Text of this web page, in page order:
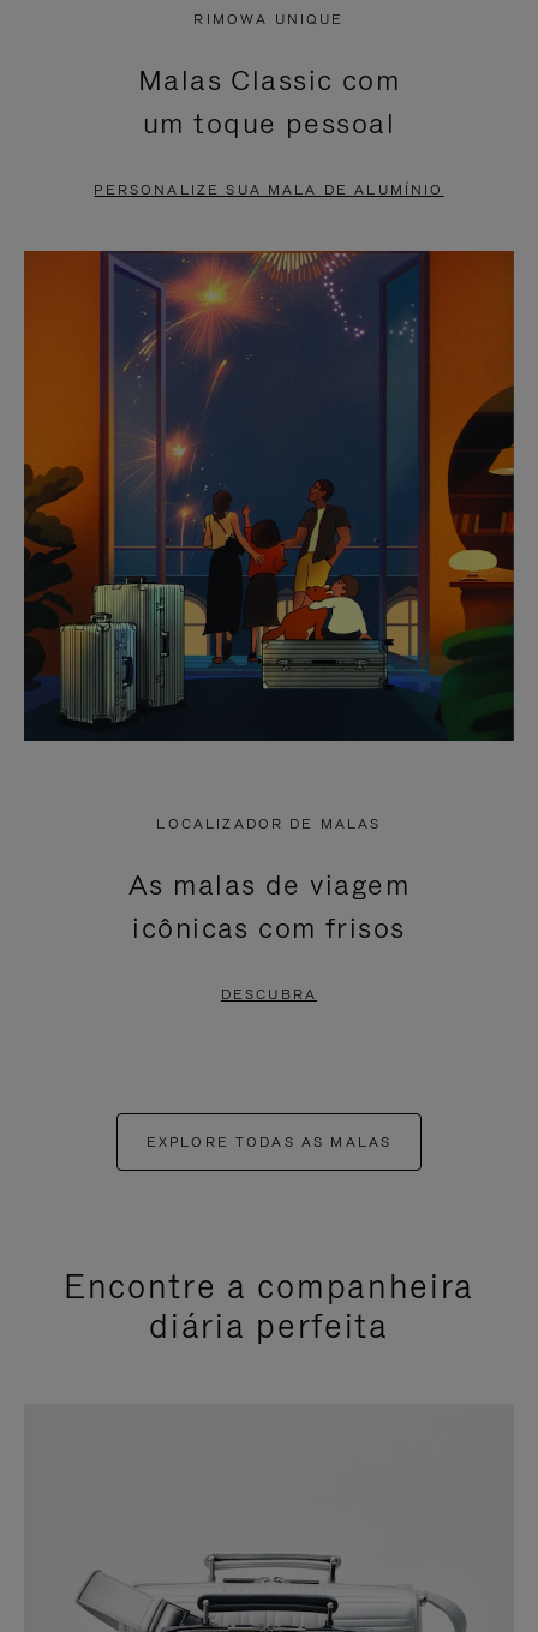
PAUSADO,
PRESSIONE
PARA
LO
SOM.
POR
FAVOR,
PARA
ATIVÁ-
LO
RIMOWA UNIQUE
Malas Classic com
um toque pessoal
PERSONALIZE SUA MALA DE ALUMÍNIO
LOCALIZADOR DE MALAS
As malas de viagem
icônicas com frisos
DESCUBRA
EXPLORE TODAS AS MALAS
Encontre a companheira
diária perfeita